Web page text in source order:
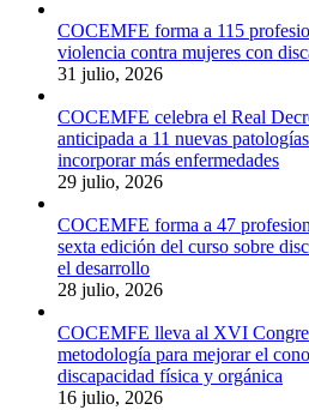
COCEMFE forma a 115
violencia contra mujeres con
31 julio, 2026
COCEMFE celebra el Real
anticipada a 11 nuevas
incorporar más enfermedades
29 julio, 2026
COCEMFE forma a 47
sexta edición del curso sobre
el desarrollo
28 julio, 2026
COCEMFE lleva al XVI
metodología para mejorar el
discapacidad física y orgánica
16 julio, 2026